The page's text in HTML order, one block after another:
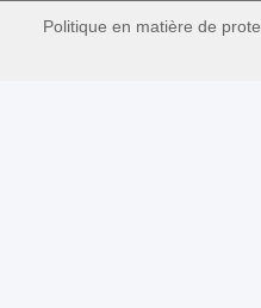
Politique en matière de